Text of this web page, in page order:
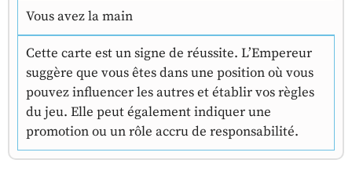
Vous avez la main
Cette carte est un signe de réussite. L’Empereur
suggère que vous êtes dans une position où vous
pouvez influencer les autres et établir vos règles
du jeu. Elle peut également indiquer une
promotion ou un rôle accru de responsabilité.